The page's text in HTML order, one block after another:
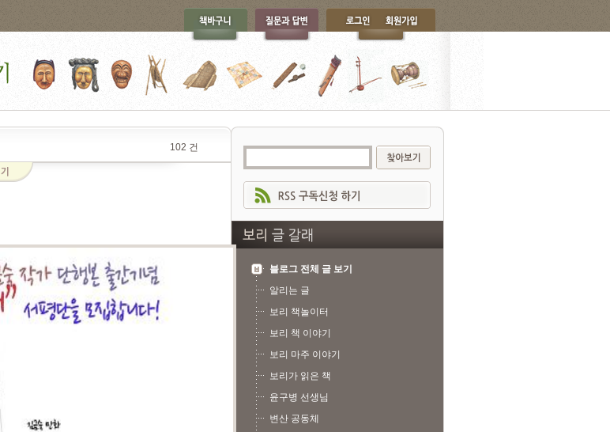
102 건
블로그 전체 글 보기
알리는 글
보리 책놀이터
보리 책 이야기
보리 마주 이야기
보리가 읽은 책
윤구병 선생님
변산 공동체